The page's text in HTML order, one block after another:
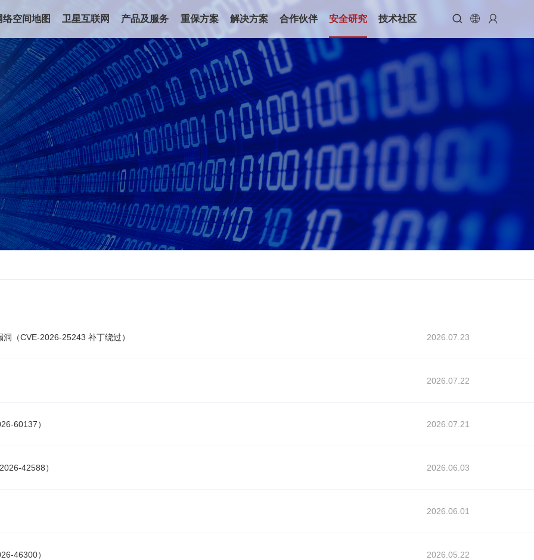
络空间地图 卫星互联网 产品及服务 重保方案 解决方案 合作伙伴 安全研究 技术社区   
（CVE-2026-25243 补丁绕过） 2026.07.23
2026.07.22
60137） 2026.07.21
42588） 2026.06.03
2026.06.01
46300） 2026.05.22